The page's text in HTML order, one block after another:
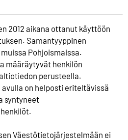
2012 aikana ottanut käyttöön
Samantyyppinen
Pohjoismaissa.
määräytyvät henkilön
perusteella.
on helposti eriteltävissä
syntyneet
Väestötietojärjestelmään ei